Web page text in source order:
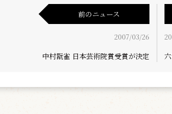
前のニュース
2007/03/26
中村翫雀 日本芸術院賞受賞が決定